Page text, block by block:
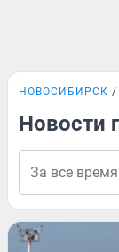
НОВОСИБИРСК
Новости